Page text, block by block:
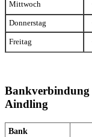
Mittwoch
Donnerstag
Freitag
Bankverbindung
Aindling
Bank